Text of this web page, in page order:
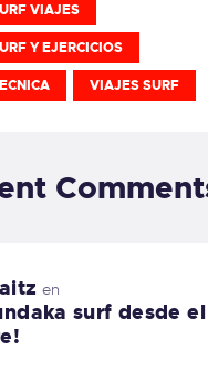
VIAJES
Y EJERCICIOS
VIAJES SURF
en
surf desde el